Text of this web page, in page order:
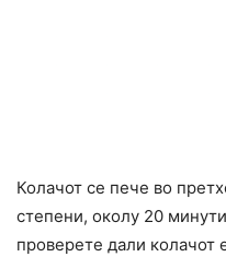
Колачот се пече во
степени, околу 20
проверете дали